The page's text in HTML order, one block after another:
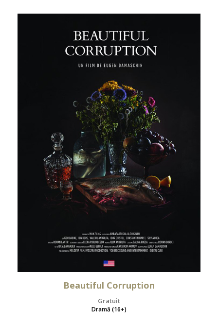
Beautiful Corruption
Gratuit
Dramă (16+)